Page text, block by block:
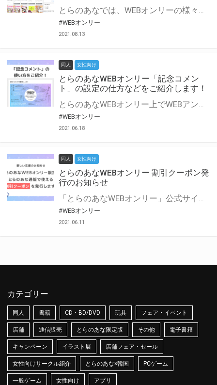
とらのあなでは、WEBオンリーの様々な支援を実施しています。 今回は2021年9月に実装を予定しているアップデート情報についてご紹介いたします。 とらのあなWEBオンリーサイトはこちら
#WEBオンリー
2021.08.13
同人 女性向け
とらのあなWEBオンリー「記念コメン
ト」の設定の仕方などをご紹介します！
とらのあなWEBオンリー上でWEBアンソロジーが作成できる「記念コメント」について、その使い方や作成手順を解説します！ 支援タイプを「サークル参加型」「サークル参加型・マルシェ(イベント会場)機能付き」でお申し込みいただいている主催者様はぜひご活用ください♪ とらのあなWEBオンリーサイトはこちら
#WEBオンリー
2021.06.18
同人 女性向け
とらのあなWEBオンリー 割引クーポン発
行のお知らせ
「とらのあなWEBオンリー」公式サイトでとらのあな通販の「割引クーポン」を配布中！ イベントごとに開催当日限定で使える割引クーポンのシリアルコードを発行します。 とらのあなWEBオンリーのページをチェックして、イベント当日にお得にお買い物を楽しみましょう♪ ※本キャンペーンは予告なく終了する場合がございます。 とらのあなWEBオンリーサイトはこちら
#WEBオンリー
2021.06.11
カテゴリー
同人 書籍 CD・BD/DVD 玩具 フェア・イベント
店舗 通信販売 とらのあな限定版 その他 電子書籍
キャンペーン イラスト展 店舗フェア・セール
女性向けサークル紹介 とらのあな×韓国 PCゲーム
一般ゲーム 女性向け アプリ